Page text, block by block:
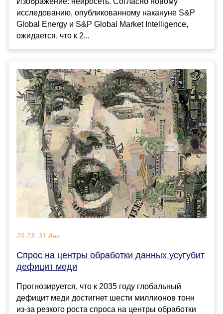
исследованию, опубликованному накануне S&P
Global Energy и S&P Global Market Intelligence,
ожидается, что к 2...
20:23, 31 Авг
Спрос на центры обработки данных усугубит
дефицит меди
Прогнозируется, что к 2035 году глобальный
дефицит меди достигнет шести миллионов тонн
из-за резкого роста спроса на центры обработки